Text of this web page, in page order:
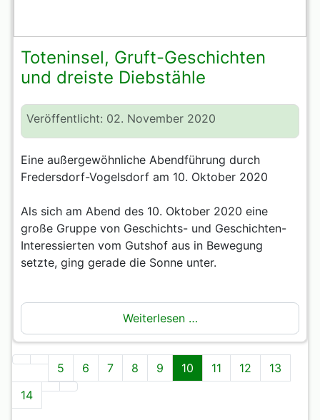
Toteninsel, Gruft-Geschichten
und dreiste Diebstähle
Veröffentlicht: 02. November 2020
Eine außergewöhnliche Abendführung durch
Fredersdorf-Vogelsdorf am 10. Oktober 2020
Als sich am Abend des 10. Oktober 2020 eine
große Gruppe von Geschichts- und Geschichten-
Interessierten vom Gutshof aus in Bewegung
setzte, ging gerade die Sonne unter.
Weiterlesen …
5 6 7 8 9 10 11 12
13
14